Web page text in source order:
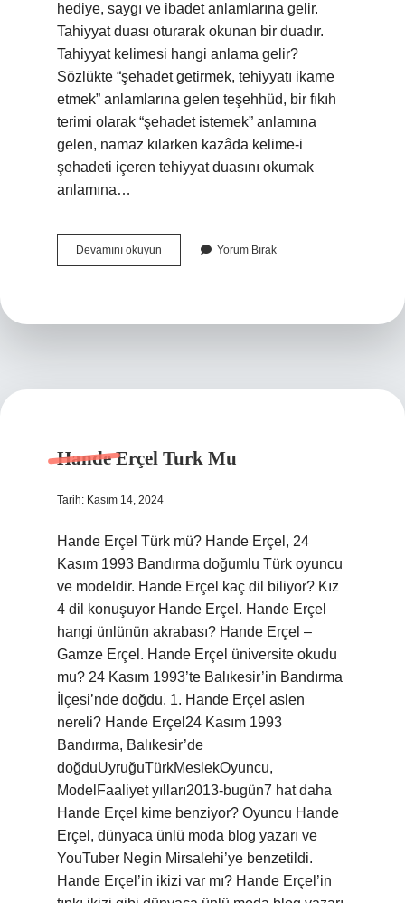
hediye, saygı ve ibadet anlamlarına gelir.
Tahiyyat duası oturarak okunan bir duadır.
Tahiyyat kelimesi hangi anlama gelir?
Sözlükte “şehadet getirmek, tehiyyatı ikame
etmek” anlamlarına gelen teşehhüd, bir fıkıh
terimi olarak “şehadet istemek” anlamına
gelen, namaz kılarken kazâda kelime-i
şehadeti içeren tehiyyat duasını okumak
anlamına…
Devamını okuyun
Vermek
Yorum Bırak
Hande Erçel Turk Mu
Tarih: Kasım 14, 2024
Hande Erçel Türk mü? Hande Erçel, 24
Kasım 1993 Bandırma doğumlu Türk oyuncu
ve modeldir. Hande Erçel kaç dil biliyor? Kız
4 dil konuşuyor Hande Erçel. Hande Erçel
hangi ünlünün akrabası? Hande Erçel –
Gamze Erçel. Hande Erçel üniversite okudu
mu? 24 Kasım 1993’te Balıkesir’in Bandırma
İlçesi’nde doğdu. 1. Hande Erçel aslen
nereli? Hande Erçel24 Kasım 1993
Bandırma, Balıkesir’de
doğduUyruğuTürkMeslekOyuncu,
ModelFaaliyet yılları2013-bugün7 hat daha
Hande Erçel kime benziyor? Oyuncu Hande
Erçel, dünyaca ünlü moda blog yazarı ve
YouTuber Negin Mirsalehi’ye benzetildi.
Hande Erçel’in ikizi var mı? Hande Erçel’in